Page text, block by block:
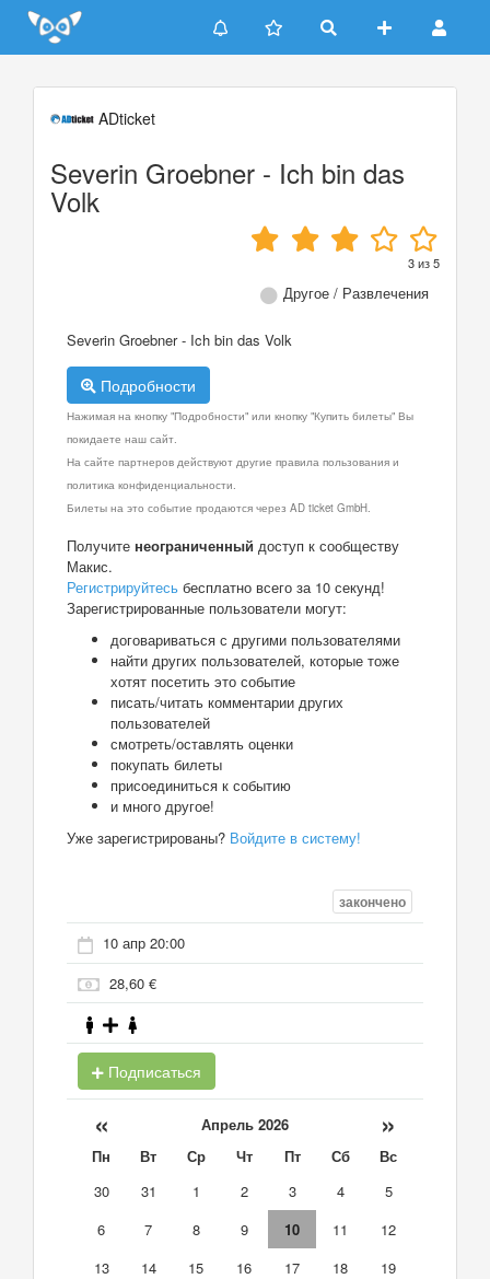
Update cookies preferences
ADticket
Severin Groebner - Ich bin das
Volk
3из5
Другое / Развлечения
Severin Groebner - Ich bin das Volk
Подробности
Нажимая на кнопку "Подробности" или кнопку "Купить билеты" Вы
покидаете наш сайт.
На сайте партнеров действуют другие правила пользования и
политика конфиденциальности.
Билеты на это событие продаются через AD ticket GmbH.
Получите неограниченный доступ к сообществу
Макис.
Регистрируйтесь бесплатно всего за 10 секунд!
Зарегистрированные пользователи могут:
договариваться с другими пользователями
найти других пользователей, которые тоже
хотят посетить это событие
писать/читать комментарии других
пользователей
смотреть/оставлять оценки
покупать билеты
присоединиться к событию
и много другое!
Уже зарегистрированы? Войдите в систему!
закончено
10 апр 20:00
28,60 €
Подписаться
« Апрель 2026 »
Пн Вт Ср Чт Пт Сб
Вс
30
31 1 2 3 4
5
6
7 8 9 10 11
12
13
14 15 16 17 18
19